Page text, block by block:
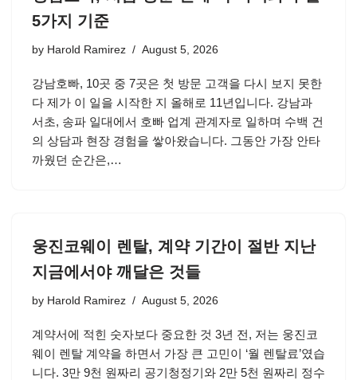
5가지 기준
by Harold Ramirez August 5, 2026
강남호빠, 10곳 중 7곳은 첫 방문 고객을 다시 보지 못한
다 제가 이 일을 시작한 지 올해로 11년입니다. 강남과
서초, 송파 일대에서 호빠 업계 관계자로 일하며 수백 건
의 상담과 현장 경험을 쌓아왔습니다. 그동안 가장 안타
까웠던 순간은,…
웅진코웨이 렌탈, 계약 기간이 절반 지난
지금에서야 깨달은 것들
by Harold Ramirez August 5, 2026
계약서에 적힌 숫자보다 중요한 것 3년 전, 저는 웅진코
웨이 렌탈 계약을 하면서 가장 큰 고민이 ‘월 렌탈료’였습
니다. 3만 9천 원짜리 공기청정기와 2만 5천 원짜리 정수